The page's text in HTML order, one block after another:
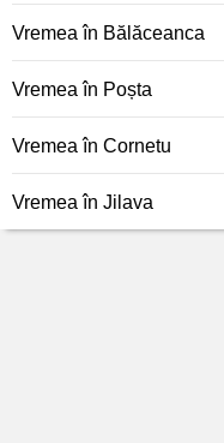
Vremea în Bălăceanca
Vremea în Poșta
Vremea în Cornetu
Vremea în Jilava